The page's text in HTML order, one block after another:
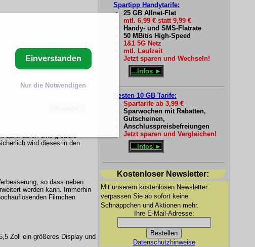
durch eine größere
wird dieses in den
so dass neben
werden kann. Immerhin
Filmchen
Zoll ein größeres Display und
Spartipp Handytarife:
25 GB Allnet-Flat
mtl. 6,99 € statt 9,99 €
Handy- und SMS-Flatrate
50 MBit/s High-Speed
1&1 5G Netz
mtl. Laufzeit
Jetzt sparen und Wechseln!
...Infos ►
Besten 10 GB Tarife:
Spartarife ab 3,99 €
Sparwochen mit Rabatten,
Gutscheinen,
Anschlusspreisbefreiungen
Jetzt sparen und Vergleichen!
...Infos ►
Kostenloser Newsletter:
Mit unserem kostenlosen Newsletter
verpassen Sie ab sofort keine
Schnäppchen und Aktionen mehr.
Ihre E-Mail-Adresse:
Datenschutzhinweise
Einverstanden
Nur die Notwendigen